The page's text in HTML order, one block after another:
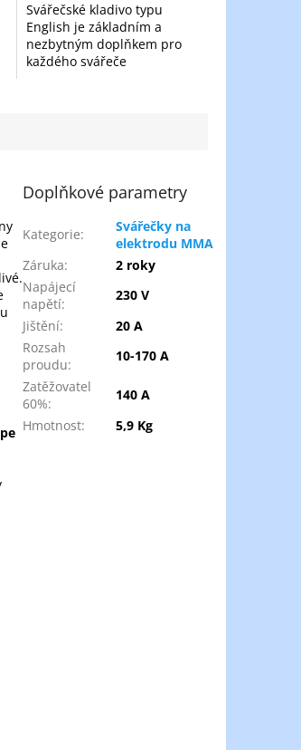
Svářečské kladivo typu
English je základním a
nezbytným doplňkem pro
každého svářeče
Doplňkové parametry
Kategorie:
Svářečky na
elektrodu MMA
Záruka:
2 roky
Napájecí
napětí:
230 V
Jištění:
20 A
Rozsah
proudu:
10-170 A
Zatěžovatel
60%:
140 A
Hmotnost: 5,9 Kg